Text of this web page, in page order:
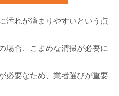
汚れが溜まりやすいという点
場合、こまめな清掃が必要に
必要なため、業者選びが重要